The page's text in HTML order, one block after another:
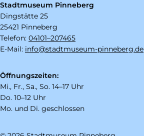
Stadtmuseum Pinneberg
Dingstätte 25
25421 Pinneberg
Telefon: 04101–207465
E-Mail: info@stadtmuseum-pinneberg.de
Öffnungszeiten:
Mi., Fr., Sa., So. 14–17 Uhr
Do. 10–12 Uhr
Mo. und Di. geschlossen